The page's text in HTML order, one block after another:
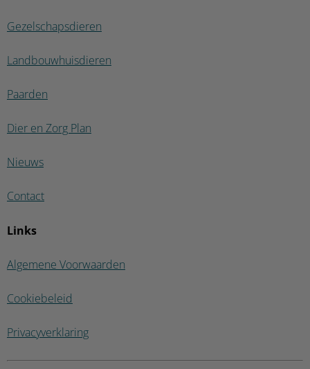
Gezelschapsdieren
Landbouwhuisdieren
Paarden
Dier en Zorg Plan
Nieuws
Contact
Links
Algemene Voorwaarden
Cookiebeleid
Privacyverklaring